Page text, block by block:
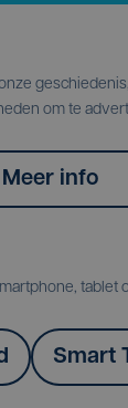
om te
Meer info
tablet
Smart